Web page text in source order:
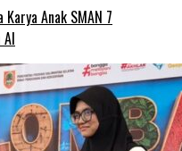
Anak SMAN 7